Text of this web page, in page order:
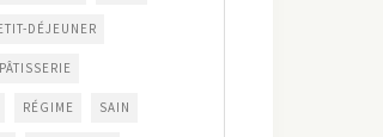
DÉJEUNER
PÂTISSERIE
RÉGIME SAIN